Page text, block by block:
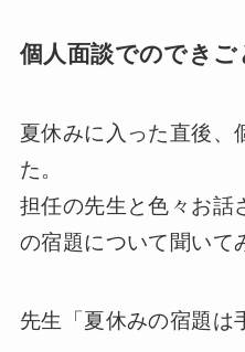
個人面談でのできご
夏休みに入った直後、
た。
担任の先生と色々お話
の宿題について聞いて
先生「夏休みの宿題は